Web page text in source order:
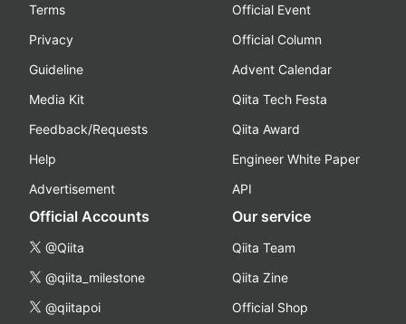
Terms
Privacy
Guideline
Media Kit
Feedback/Requests
Help
Advertisement
Official Event
Official Column
Advent Calendar
Qiita Tech Festa
Qiita Award
Engineer White Paper
API
Official Accounts
@Qiita
@qiita_milestone
@qiitapoi
Our service
Qiita Team
Qiita Zine
Official Shop